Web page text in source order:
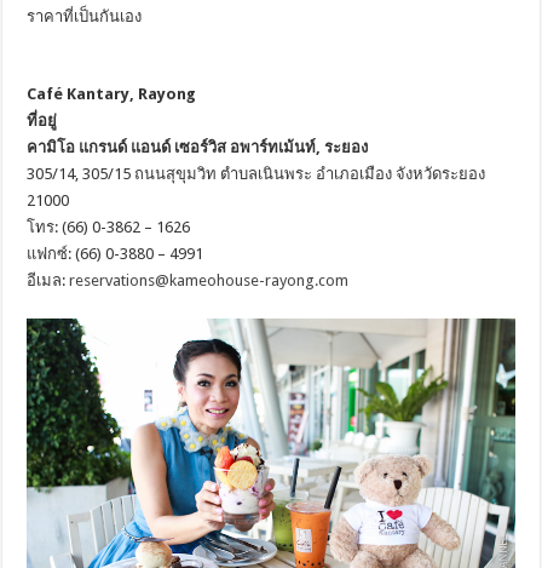
ราคาที่เป็นกันเอง
Café Kantary, Rayong
ที่อยู่
คามิโอ แกรนด์ แอนด์ เซอร์วิส อพาร์ทเม้นท์, ระยอง
305/14, 305/15 ถนนสุขุมวิท ตำบลเนินพระ อำเภอเมือง จังหวัดระยอง
21000
โทร: (66) 0-3862 – 1626
แฟกซ์: (66) 0-3880 – 4991
อีเมล:reservations@kameohouse-rayong.com